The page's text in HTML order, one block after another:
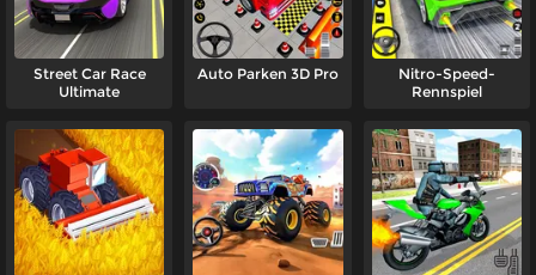
Street Car Race
Ultimate
Auto Parken 3D Pro
Nitro-Speed-
Rennspiel